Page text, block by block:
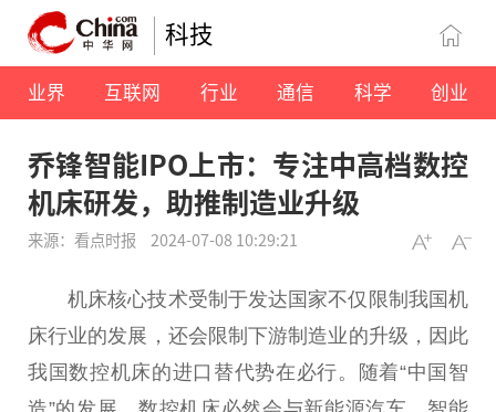
科技
业界 互联网 行业 通信 科学 创业
乔锋智能IPO上市：专注中高档数控
机床研发，助推制造业升级
来源：看点时报 2024-07-08 10:29:21
机床核心技术受制于发达国家不仅限制我国机
床行业的发展，还会限制下游制造业的升级，因此
我国数控机床的进口替代势在必行。随着“中国 智